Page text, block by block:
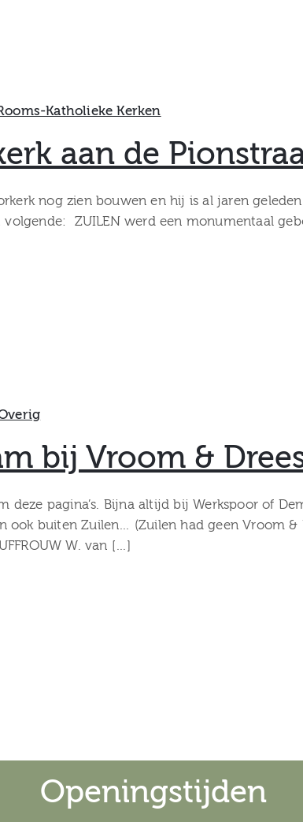
Katholieke Kerken
aan de
nog zien bouwen en hij is al jaren
ZUILEN werd een monumentaal
bij Vroom &
pagina’s. Bijna altijd bij Werkspoor of
ook buiten Zuilen… (Zuilen had geen Vroom
W. van […]
Openingstijden